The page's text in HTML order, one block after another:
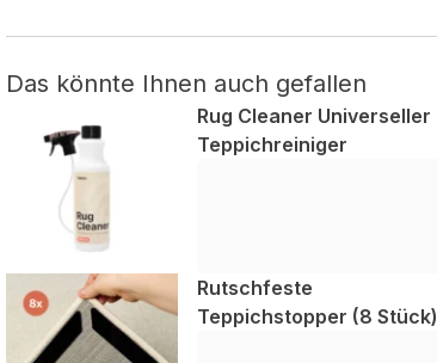
Das könnte Ihnen auch gefallen
Rug Cleaner Universeller
Teppichreiniger
Rutschfeste
Teppichstopper (8 Stück)